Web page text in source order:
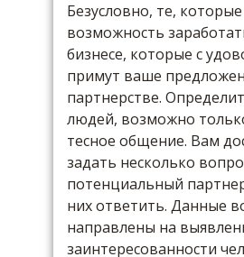
Безусловно, те,
возможность
бизнесе, которые с
примут ваше
партнерстве.
людей, возможно
тесное общение. Вам
задать несколько
потенциальный
них ответить. Данные
направлены на
заинтересованности